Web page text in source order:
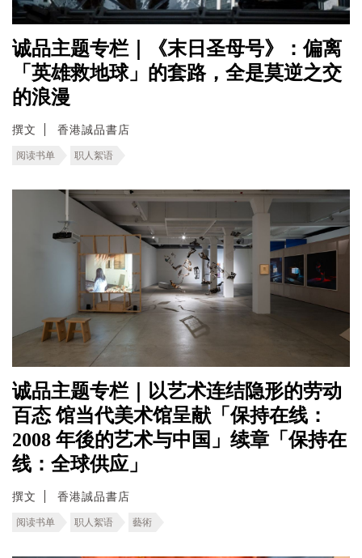
诚品主题专栏｜《末日圣母号》：偏离
「英雄救地球」的套路，全是莫逆之交
的浪漫
撰文 香港誠品書店
阅读书单 职人絮语
诚品主题专栏｜以艺术连结隐形的劳动
百态 馆当代美术馆呈献「保持在线：
2008 年後的艺术与中国」续章「保持在
线：全球供应」
撰文 香港誠品書店
阅读书单 职人絮语 藝術